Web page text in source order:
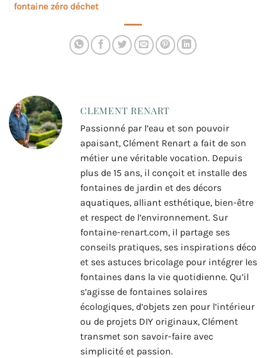
fontaine zéro déchet
CLEMENT RENART
Passionné par l’eau et son pouvoir
apaisant, Clément Renart a fait de son
métier une véritable vocation. Depuis
plus de 15 ans, il conçoit et installe des
fontaines de jardin et des décors
aquatiques, alliant esthétique, bien-être
et respect de l’environnement. Sur
fontaine-renart.com, il partage ses
conseils pratiques, ses inspirations déco
et ses astuces bricolage pour intégrer les
fontaines dans la vie quotidienne. Qu’il
s’agisse de fontaines solaires
écologiques, d’objets zen pour l’intérieur
ou de projets DIY originaux, Clément
transmet son savoir-faire avec
simplicité et passion.